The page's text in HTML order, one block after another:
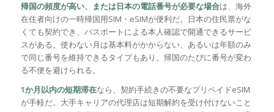
帰国の頻度が高い、または日本の電話番号が必要な場合は、海外
在住者向けの一時帰国用SIM・eSIMが便利だ。日本の住民票がな
くても契約でき、パスポートによる本人確認で開通できるサービ
スがある。使わない月は基本料がかからない、あるいは年額のみ
で同じ番号を維持できるタイプもあり、帰国のたびに番号が変わ
る不便を避けられる。
1か月以内の短期滞在なら、契約手続きの不要なプリペイドeSIM
が手軽だ。大手キャリアの代理店は短期解約を受け付けないこと